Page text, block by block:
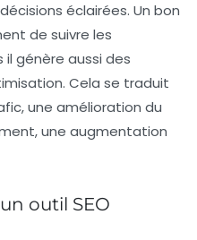
éclairées. Un bon
de suivre les
il génère aussi des
Cela se traduit
une amélioration du
une augmentation
outil SEO